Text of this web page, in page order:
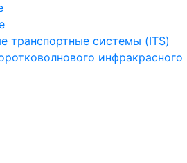
транспортные системы (ITS)
инфракрасного